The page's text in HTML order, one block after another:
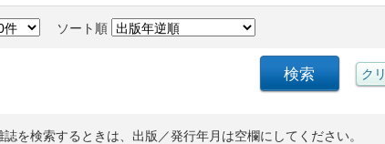
ソート順
を検索するときは、出版／発行年月は空欄にしてください。